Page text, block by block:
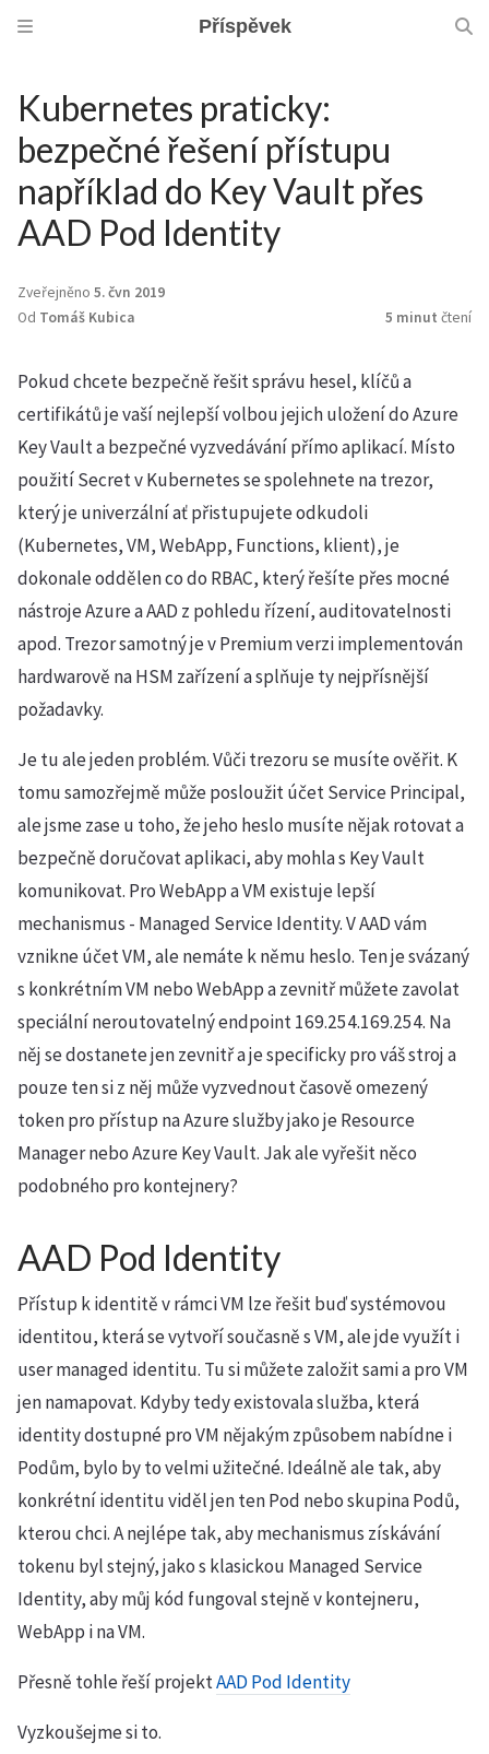
Příspěvek
Kubernetes praticky:
bezpečné řešení přístupu
například do Key Vault přes
AAD Pod Identity
Zveřejněno 5. čvn 2019
Od Tomáš Kubica 5 minut čtení
Pokud chcete bezpečně řešit správu hesel, klíčů a
certifikátů je vaší nejlepší volbou jejich uložení do Azure
Key Vault a bezpečné vyzvedávání přímo aplikací. Místo
použití Secret v Kubernetes se spolehnete na trezor,
který je univerzální ať přistupujete odkudoli
(Kubernetes, VM, WebApp, Functions, klient), je
dokonale oddělen co do RBAC, který řešíte přes mocné
nástroje Azure a AAD z pohledu řízení, auditovatelnosti
apod. Trezor samotný je v Premium verzi implementován
hardwarově na HSM zařízení a splňuje ty nejpřísnější
požadavky.
Je tu ale jeden problém. Vůči trezoru se musíte ověřit. K
tomu samozřejmě může posloužit účet Service Principal,
ale jsme zase u toho, že jeho heslo musíte nějak rotovat a
bezpečně doručovat aplikaci, aby mohla s Key Vault
komunikovat. Pro WebApp a VM existuje lepší
mechanismus - Managed Service Identity. V AAD vám
vznikne účet VM, ale nemáte k němu heslo. Ten je svázaný
s konkrétním VM nebo WebApp a zevnitř můžete zavolat
speciální neroutovatelný endpoint 169.254.169.254. Na
něj se dostanete jen zevnitř a je specificky pro váš stroj a
pouze ten si z něj může vyzvednout časově omezený
token pro přístup na Azure služby jako je Resource
Manager nebo Azure Key Vault. Jak ale vyřešit něco
podobného pro kontejnery?
AAD Pod Identity
Přístup k identitě v rámci VM lze řešit buď systémovou
identitou, která se vytvoří současně s VM, ale jde využít i
user managed identitu. Tu si můžete založit sami a pro VM
jen namapovat. Kdyby tedy existovala služba, která
identity dostupné pro VM nějakým způsobem nabídne i
Podům, bylo by to velmi užitečné. Ideálně ale tak, aby
konkrétní identitu viděl jen ten Pod nebo skupina Podů,
kterou chci. A nejlépe tak, aby mechanismus získávání
tokenu byl stejný, jako s klasickou Managed Service
Identity, aby můj kód fungoval stejně v kontejneru,
WebApp i na VM.
Přesně tohle řeší projektAAD Pod Identity
Vyzkoušejme si to.